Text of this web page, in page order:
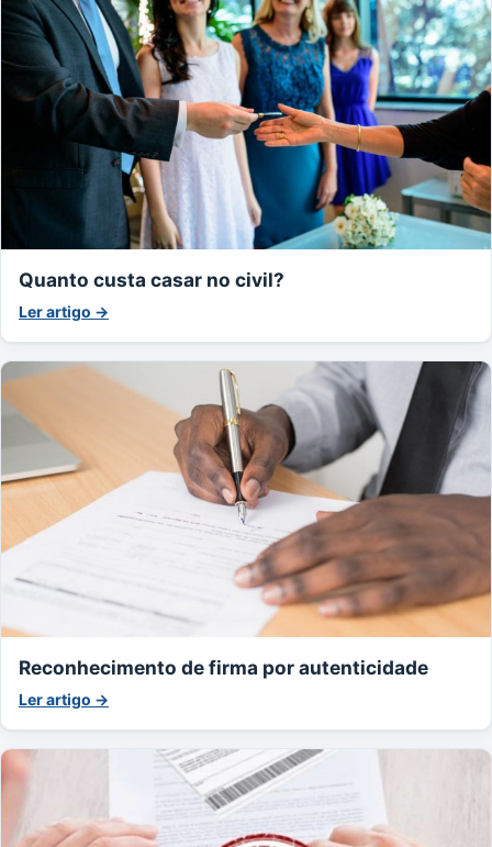
Quanto custa casar no civil?
Ler artigo →
Reconhecimento de firma por autenticidade
Ler artigo →